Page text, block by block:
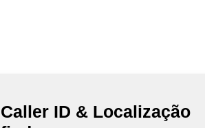
Caller ID & Localização